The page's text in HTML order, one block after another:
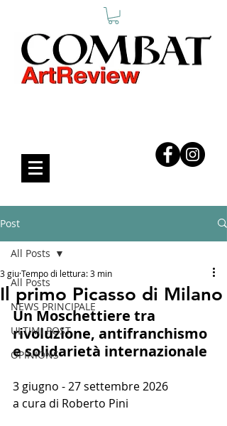
Post
All Posts
NEWS PRINCIPALE
ULTIMI POST
OPINIONS
All Posts
Il primo Picasso di Milano
3 giuTempo di lettura: 3 min
Un Moschettiere tra
rivoluzione, antifranchismo
e solidarietà internazionale
3 giugno - 27 settembre 2026
a cura di Roberto Pini